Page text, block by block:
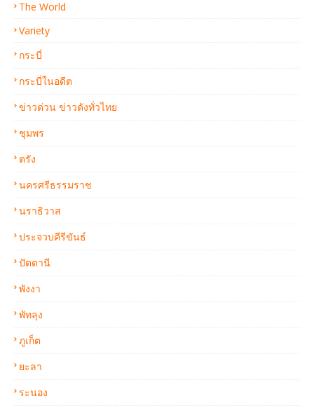
The World
Variety
กระบี่
กระบี่ในอดีต
ข่าวด่วน ข่าวดังทั่วไทย
ชุมพร
ตรัง
นครศรีธรรมราช
นราธิวาส
ประจวบคีรีขันธ์
ปัตตานี
พังงา
พัทลุง
ภูเก็ต
ยะลา
ระนอง